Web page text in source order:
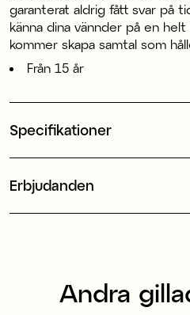
garanterat aldrig fått svar på
känna dina vännder på en
kommer skapa samtal som
Från 15 år
Specifikationer
Erbjudanden
Andra